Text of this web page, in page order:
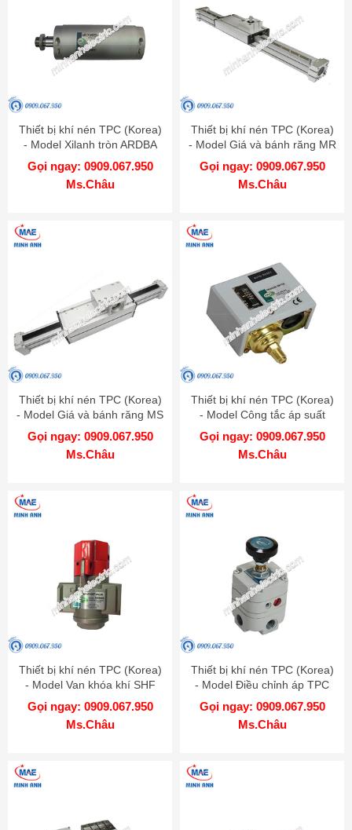
Thiết bị khí nén TPC (Korea)
- Model Xilanh tròn ARDBA
Gọi ngay: 0909.067.950
Ms.Châu
Thiết bị khí nén TPC (Korea)
- Model Giá và bánh răng MR
Gọi ngay: 0909.067.950
Ms.Châu
Thiết bị khí nén TPC (Korea)
- Model Giá và bánh răng MS
Gọi ngay: 0909.067.950
Ms.Châu
Thiết bị khí nén TPC (Korea)
- Model Công tắc áp suất
SPS
Gọi ngay: 0909.067.950
Ms.Châu
Thiết bị khí nén TPC (Korea)
- Model Van khóa khí SHF
06-06
Gọi ngay: 0909.067.950
Ms.Châu
Thiết bị khí nén TPC (Korea)
- Model Điều chỉnh áp TPC
PER
Gọi ngay: 0909.067.950
Ms.Châu